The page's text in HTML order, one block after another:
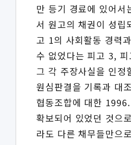
만 등기 경료에 있어
서 원고의 채권이 성
고 1의 사회활동 경력
수 없었다는 피고 3,
그 각 주장사실을 인정
원심판결을 기록과 대
협동조합에 대한
확보되어 있었던 것으
라도 다른 채무들만으